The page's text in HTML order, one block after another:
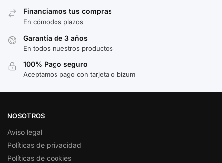
Financiamos tus compras
En cómodos plazos
Garantía de 3 años
En todos nuestros productos
100% Pago seguro
Aceptamos pago con tarjeta o bizum
NOSOTROS
Aviso legal
Políticas de privacidad
Políticas de cookies